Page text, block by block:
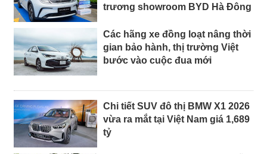
trương showroom BYD Hà Đông
Các hãng xe đồng loạt nâng thời
gian bảo hành, thị trường Việt
bước vào cuộc đua mới
Chi tiết SUV đô thị BMW X1 2026
vừa ra mắt tại Việt Nam giá 1,689
tỷ